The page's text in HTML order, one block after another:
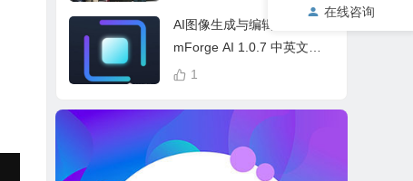
AI图像生成与编辑软件 Drea
mForge AI 1.0.7 中英文多
语言 Win 本地离线运行
1
在线咨询